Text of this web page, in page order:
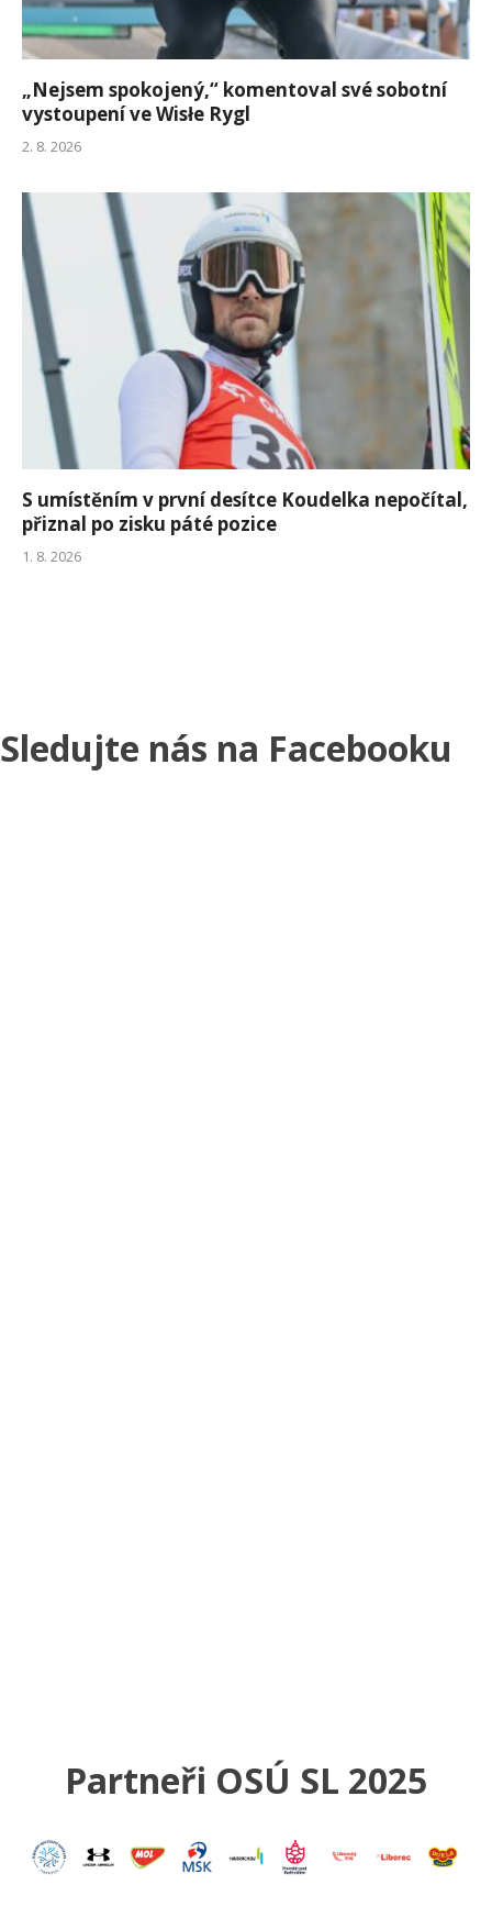
„Nejsem spokojený,“ komentoval své sobotní
vystoupení ve Wisłe Rygl
2. 8. 2026
S umístěním v první desítce Koudelka nepočítal,
přiznal po zisku páté pozice
1. 8. 2026
Sledujte nás na Facebooku
Partneři OSÚ SL 2025